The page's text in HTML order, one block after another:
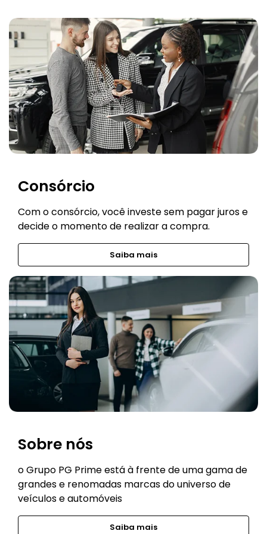
Consórcio
Com o consórcio, você investe sem pagar juros e
decide o momento de realizar a compra.
Saiba mais
Sobre nós
o Grupo PG Prime está à frente de uma gama de
grandes e renomadas marcas do universo de
veículos e automóveis
Saiba mais